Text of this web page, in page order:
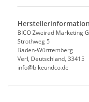
BICO Zweirad Marketing
Strothweg 5
Baden-Württemberg
Verl, Deutschland, 33415
info@bikeundco.de